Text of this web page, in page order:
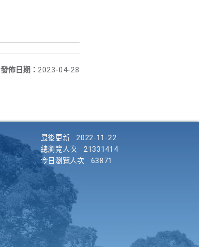
發佈日期： 2023-04-28
最後更新
2022-11-22
總瀏覽人次
21331414
今日瀏覽人次
63871